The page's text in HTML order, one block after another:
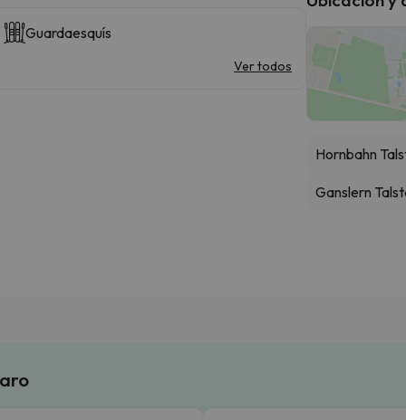
Guardaesquís
Ver todos
Hornbahn
Ganslern